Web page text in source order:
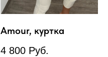
Amour, куртка
4 800 Руб.